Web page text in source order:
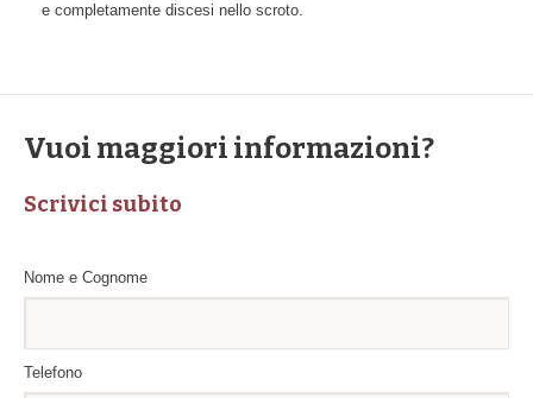
e completamente discesi nello scroto.
Vuoi maggiori informazioni?
Scrivici subito
Nome e Cognome
Telefono